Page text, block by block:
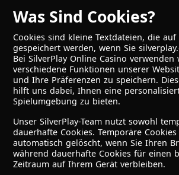
Was Sind Cookies?
Cookies sind kleine Textdateien, die
gespeichert werden, wenn Sie
Bei SilverPlay Online Casino
verschiedene Funktionen unserer
und Ihre Präferenzen zu speichern.
hilft uns dabei, Ihnen eine
Spielumgebung zu bieten.
Unser SilverPlay-Team nutzt sowohl
dauerhafte Cookies. Temporäre
automatisch gelöscht, wenn Sie Ihren
während dauerhafte Cookies für einen
Zeitraum auf Ihrem Gerät verbleiben.